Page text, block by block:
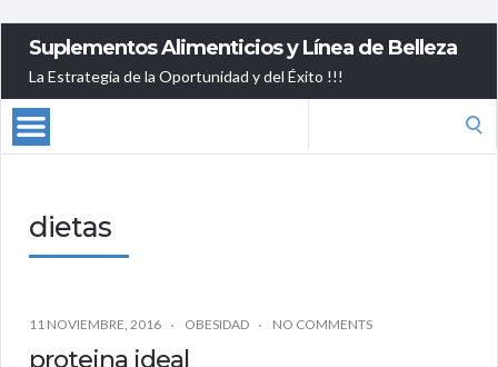
Suplementos Alimenticios y Línea de Belleza
La Estrategia de la Oportunidad y del Éxito !!!
dietas
11 NOVIEMBRE, 2016 OBESIDAD NO COMMENTS
proteina ideal